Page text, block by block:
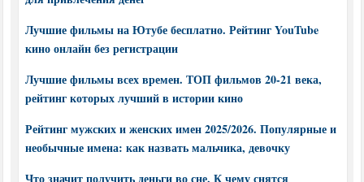
Лучшие фильмы на Ютубе бесплатно. Рейтинг YouTube
кино онлайн без регистрации
Лучшие фильмы всех времен. ТОП фильмов 20-21 века,
рейтинг которых лучший в истории кино
Рейтинг мужских и женских имен 2025/2026. Популярные и
необычные имена: как назвать мальчика, девочку